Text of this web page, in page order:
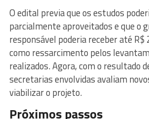
O edital previa que os estudos
parcialmente aproveitados e que o
responsável poderia receber até R$
como ressarcimento pelos
realizados. Agora, com o resultado
secretarias envolvidas avaliam
viabilizar o projeto.
Próximos passos